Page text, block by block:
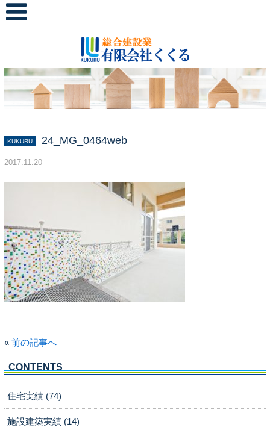
KUKURU 24_MG_0464web
2017.11.20
« 前の記事へ
CONTENTS
住宅実績 (74)
施設建築実績 (14)